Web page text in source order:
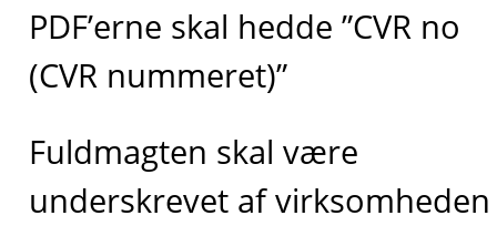
PDF’erne skal hedde ”CVR no
(CVR nummeret)”
Fuldmagten skal være
underskrevet af virksomheden